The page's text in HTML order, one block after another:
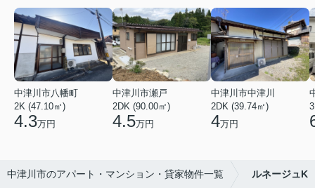
中津川市八幡町
2K (47.10㎡)
4.3万円
中津川市瀬戸
2DK (90.00㎡)
4.5万円
中津川市中津川
2DK (39.74㎡)
4万円
中津川市のアパート・マンション・貸家物件一覧 ルネージュK